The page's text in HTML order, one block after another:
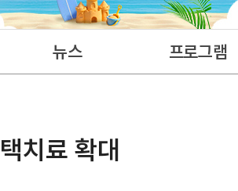
뉴스 프로그램
치료 확대